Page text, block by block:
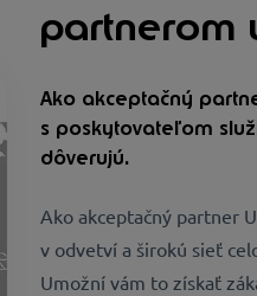
partnerom
Ako akceptačný
s poskytovateľom
dôverujú.
Ako akceptačný partner
v odvetví a širokú sieť
Umožní vám to získať